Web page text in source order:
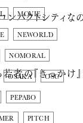
MOVIE
NEWORLD
NOMORAL
OSAKA OSC
PEPABO
PITCH
パクトシティな
者の『きっかけ